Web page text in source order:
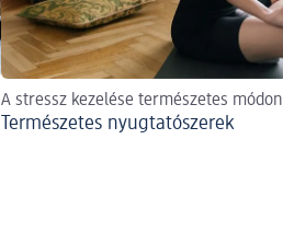
A stressz kezelése természetes módon
Természetes nyugtatószerek